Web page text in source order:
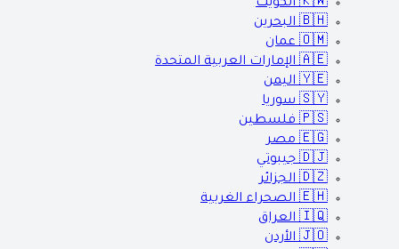
🇰🇼 الكويت
🇧🇭 البحرين
🇴🇲 عمان
🇦🇪 الإمارات العربية المتحدة
🇾🇪 اليمن
🇸🇾 سوريا
🇵🇸 فلسطين
🇪🇬 مصر
🇩🇯 جيبوتي
🇩🇿 الجزائر
🇪🇭 الصحراء الغربية
🇮🇶 العراق
🇯🇴 الأردن